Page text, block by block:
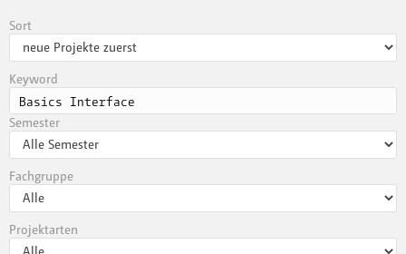
Sort
Keyword
Semester
Fachgruppe
Projektarten